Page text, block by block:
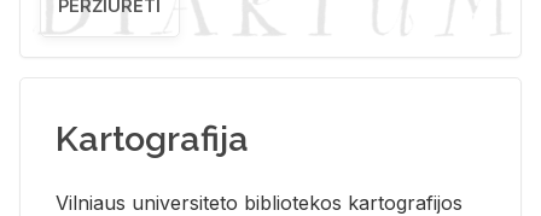
PERŽIŪRĖTI
Kartografija
Vil­niaus uni­ver­si­te­to bi­b­lio­te­kos kar­to­gra­fi­jos